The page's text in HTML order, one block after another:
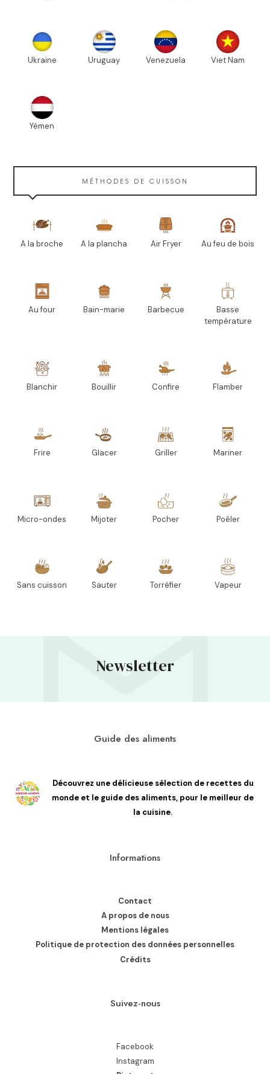
Ukraine Uruguay Venezuela Viet Nam
Yémen
MÉTHODES DE CUISSON
A la broche A la plancha Air Fryer Au feu de bois
Au four Bain-marie Barbecue
Basse
température
Blanchir Bouillir Confire Flamber
Frire Glacer Griller Mariner
Micro-ondes Mijoter Pocher Poêler
Sans cuisson Sauter Torréfier Vapeur
Newsletter
Guide des aliments
Découvrez une délicieuse sélection de recettes du
monde et le guide des aliments, pour le meilleur de
la cuisine.
Informations
Contact
A propos de nous
Mentions légales
Politique de protection des données personnelles
Crédits
Suivez-nous
Facebook
Instagram